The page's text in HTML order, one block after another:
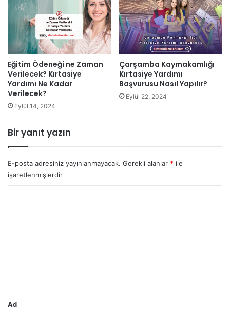
Eğitim Ödeneği ne Zaman
Verilecek? Kırtasiye
Yardımı Ne Kadar
Verilecek?
Eylül 14, 2024
Çarşamba Kaymakamlığı
Kırtasiye Yardımı
Başvurusu Nasıl Yapılır?
Eylül 22, 2024
Bir yanıt yazın
E-posta adresiniz yayınlanmayacak. Gerekli alanlar * ile
işaretlenmişlerdir
Ad